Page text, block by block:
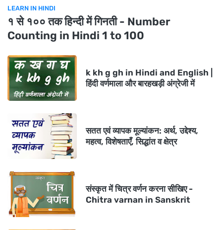
LEARN IN HINDI
१ से १०० तक हिन्दी में गिनती - Number
Counting in Hindi 1 to 100
k kh g gh in Hindi and English |
हिंदी वर्णमाला और बारहखड़ी अंग्रेजी में
सतत एवं व्यापक मूल्यांकन: अर्थ, उद्देश्य,
महत्व, विशेषताएँ, सिद्धांत व क्षेत्र
संस्कृत में चित्र वर्णन करना सीखिए -
Chitra varnan in Sanskrit